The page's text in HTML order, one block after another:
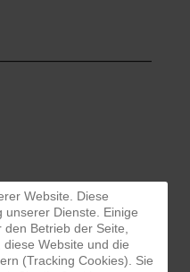
——————————
können nicht richtig
Website. Diese
unserer Dienste. Einige
Betrieb der Seite,
Website und die
(Tracking Cookies). Sie